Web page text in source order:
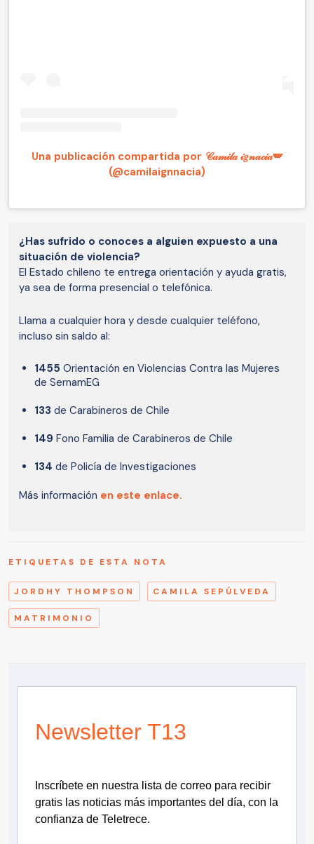
Una publicación compartida por 𝒞𝒶𝓂𝒾𝓁𝒶 𝒾𝑔𝓃𝒶𝒸𝒾𝒶🪽
(@camilaignnacia)
¿Has sufrido o conoces a alguien expuesto a una
situación de violencia?
El Estado chileno te entrega orientación y ayuda gratis,
ya sea de forma presencial o telefónica.
Llama a cualquier hora y desde cualquier teléfono,
incluso sin saldo al:
1455 Orientación en Violencias Contra las Mujeres
de SernamEG
133 de Carabineros de Chile
149 Fono Familia de Carabineros de Chile
134 de Policía de Investigaciones
Más información en este enlace.
ETIQUETAS DE ESTA NOTA
JORDHY THOMPSON CAMILA SEPÚLVEDA
MATRIMONIO
Newsletter T13
Inscríbete en nuestra lista de correo para recibir
gratis las noticias más importantes del día, con la
confianza de Teletrece.